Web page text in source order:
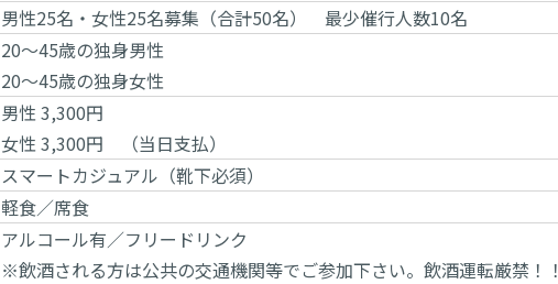
男性25名・女性25名募集（合計50名） 最少催行人数10名
20～45歳の独身男性
20～45歳の独身女性
男性 3,300円
女性 3,300円 （当日支払）
スマートカジュアル（靴下必須）
軽食／席食
アルコール有／フリードリンク
※飲酒される方は公共の交通機関等でご参加下さい。飲酒運転厳禁！！